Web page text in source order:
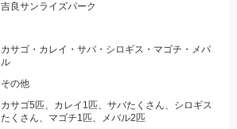
吉良サンライズパーク
カサゴ・カレイ・サバ・シロギス・マゴチ・メバ
ル
その他
カサゴ5匹、カレイ1匹、サバたくさん、シロギス
たくさん、マゴチ1匹、メバル2匹